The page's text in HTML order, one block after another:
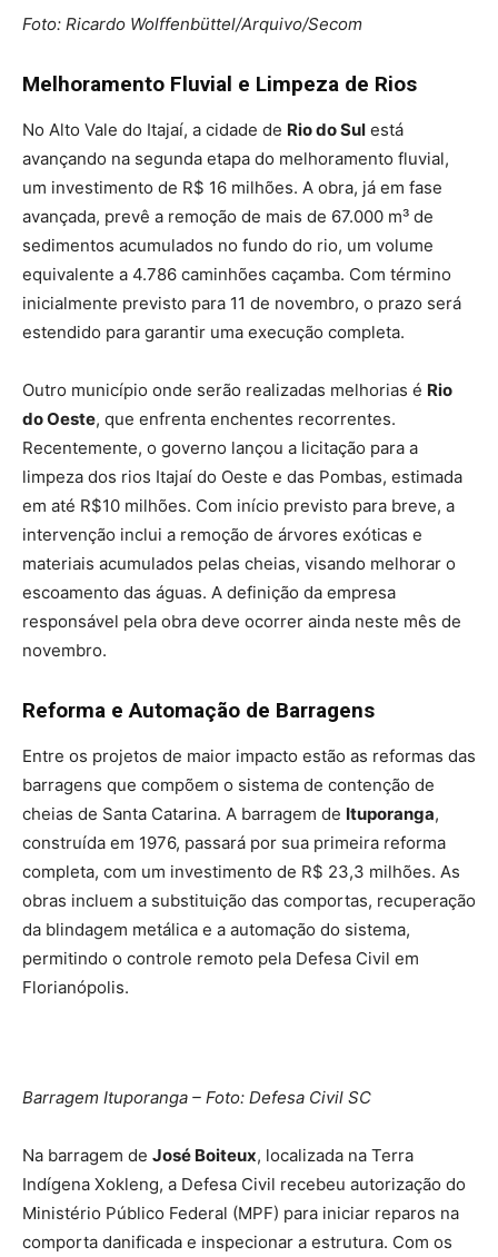
Foto: Ricardo Wolffenbüttel/Arquivo/Secom
Melhoramento Fluvial e Limpeza de Rios
No Alto Vale do Itajaí, a cidade de Rio do Sul está
avançando na segunda etapa do melhoramento fluvial,
um investimento de R$ 16 milhões. A obra, já em fase
avançada, prevê a remoção de mais de 67.000 m³ de
sedimentos acumulados no fundo do rio, um volume
equivalente a 4.786 caminhões caçamba. Com término
inicialmente previsto para 11 de novembro, o prazo será
estendido para garantir uma execução completa.
Outro município onde serão realizadas melhorias é Rio
do Oeste, que enfrenta enchentes recorrentes.
Recentemente, o governo lançou a licitação para a
limpeza dos rios Itajaí do Oeste e das Pombas, estimada
em até R$10 milhões. Com início previsto para breve, a
intervenção inclui a remoção de árvores exóticas e
materiais acumulados pelas cheias, visando melhorar o
escoamento das águas. A definição da empresa
responsável pela obra deve ocorrer ainda neste mês de
novembro.
Reforma e Automação de Barragens
Entre os projetos de maior impacto estão as reformas das
barragens que compõem o sistema de contenção de
cheias de Santa Catarina. A barragem de Ituporanga,
construída em 1976, passará por sua primeira reforma
completa, com um investimento de R$ 23,3 milhões. As
obras incluem a substituição das comportas, recuperação
da blindagem metálica e a automação do sistema,
permitindo o controle remoto pela Defesa Civil em
Florianópolis.
Barragem Ituporanga – Foto: Defesa Civil SC
Na barragem de José Boiteux, localizada na Terra
Indígena Xokleng, a Defesa Civil recebeu autorização do
Ministério Público Federal (MPF) para iniciar reparos na
comporta danificada e inspecionar a estrutura. Com os